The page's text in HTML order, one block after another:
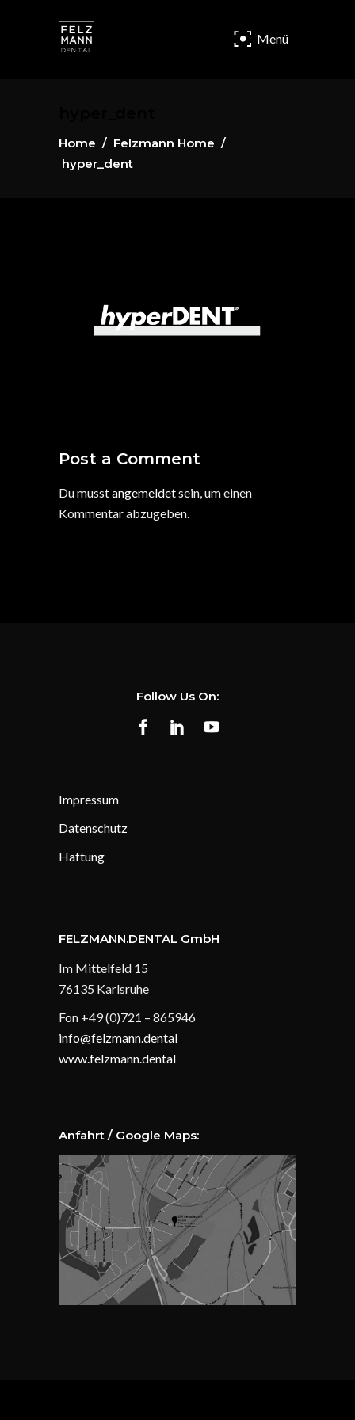
Menü
Home / Felzmann Home /
hyper_dent
Post a Comment
Du musstangemeldetsein, um einen
Kommentar abzugeben.
Follow Us On:
Impressum
Datenschutz
Haftung
FELZMANN.DENTAL GmbH
Im Mittelfeld 15
76135 Karlsruhe
Fon +49 (0)721 – 865946
info@felzmann.dental
www.felzmann.dental
Anfahrt / Google Maps: